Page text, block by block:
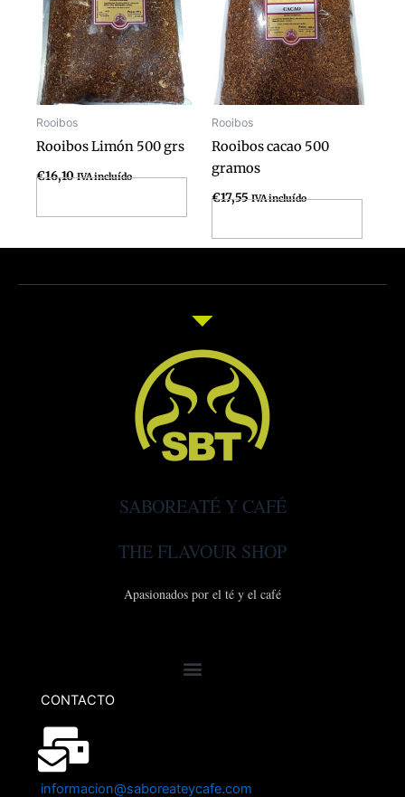
Rooibos
Rooibos Limón 500 grs
€16,10 IVA incluído
Rooibos
Rooibos cacao 500
gramos
€17,55 IVA incluído
SABOREATÉ Y CAFÉ
THE FLAVOUR SHOP
Apasionados por el té y el café
CONTACTO
informacion@saboreateycafe.com